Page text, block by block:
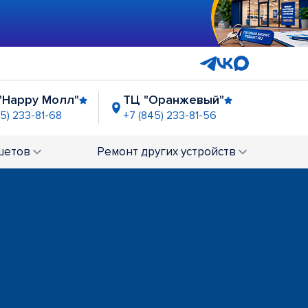
Молл"
233-81-68
ТЦ "Оранжевый"
+7 (845) 233-81-56
ТЦ "Триумф Молл"
Ремонт других устройств